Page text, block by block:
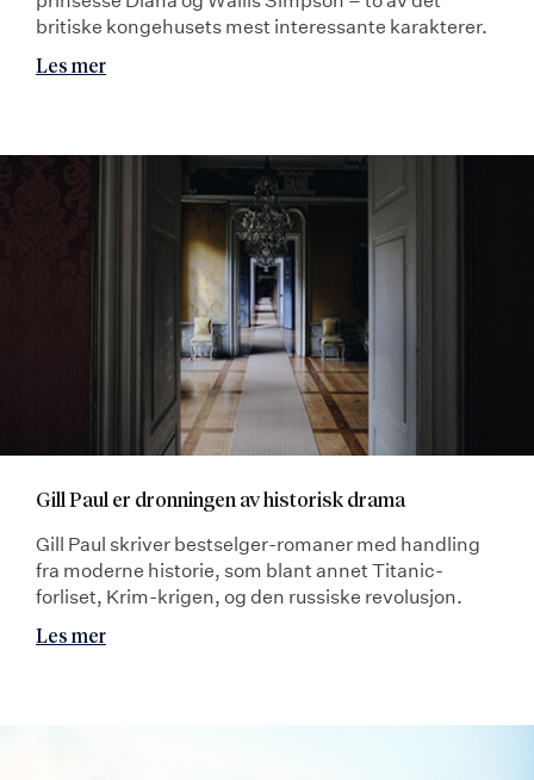
britiske kongehusets mest interessante karakterer.
Les mer
Gill Paul er dronningen av historisk drama
Gill Paul skriver bestselger-romaner med handling
fra moderne historie, som blant annet Titanic-
forliset, Krim-krigen, og den russiske revolusjon.
Les mer